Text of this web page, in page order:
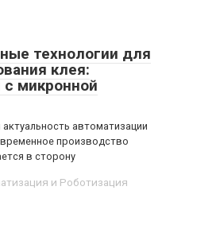
технологии для
клея:
с микронной
автоматизации
производство
в сторону
и Роботизация